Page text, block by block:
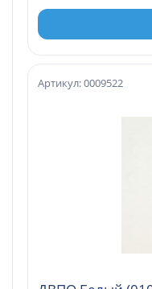
Артикул: 0009522